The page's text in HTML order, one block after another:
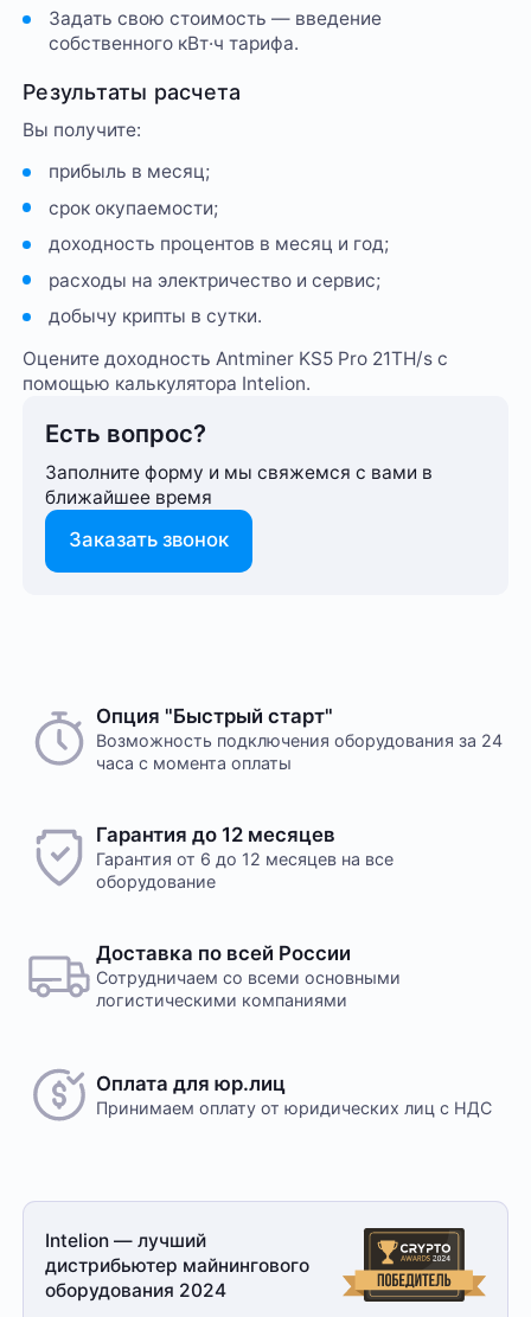
Задать свою стоимость — введение
собственного кВт·ч тарифа.
Результаты расчета
Вы получите:
прибыль в месяц;
срок окупаемости;
доходность процентов в месяц и год;
расходы на электричество и сервис;
добычу крипты в сутки.
Оцените доходность Antminer KS5 Pro 21TH/s с
помощью калькулятора Intelion.
Есть вопрос?
Заполните форму и мы свяжемся с вами в
ближайшее время
Заказать звонок
Опция "Быстрый старт"
Возможность подключения оборудования за 24
часа с момента оплаты
Гарантия до 12 месяцев
Гарантия от 6 до 12 месяцев на все
оборудование
Доставка по всей России
Сотрудничаем со всеми основными
логистическими компаниями
Оплата для юр.лиц
Принимаем оплату от юридических лиц с НДС
Intelion — лучший
дистрибьютер майнингового
оборудования 2024